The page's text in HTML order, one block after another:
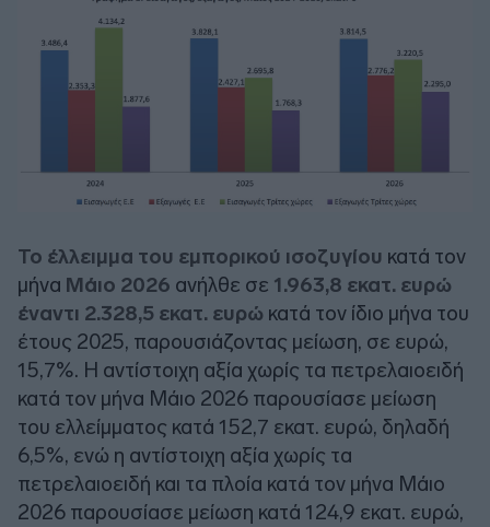
Το έλλειμμα του εμπορικού ισοζυγίου κατά τον
μήνα Μάιο 2026 ανήλθε σε 1.963,8 εκατ. ευρώ
έναντι 2.328,5 εκατ. ευρώ κατά τον ίδιο μήνα του
έτους 2025, παρουσιάζοντας μείωση, σε ευρώ,
15,7%. Η αντίστοιχη αξία χωρίς τα πετρελαιοειδή
κατά τον μήνα Μάιο 2026 παρουσίασε μείωση
του ελλείμματος κατά 152,7 εκατ. ευρώ, δηλαδή
6,5%, ενώ η αντίστοιχη αξία χωρίς τα
πετρελαιοειδή και τα πλοία κατά τον μήνα Μάιο
2026 παρουσίασε μείωση κατά 124,9 εκατ. ευρώ,